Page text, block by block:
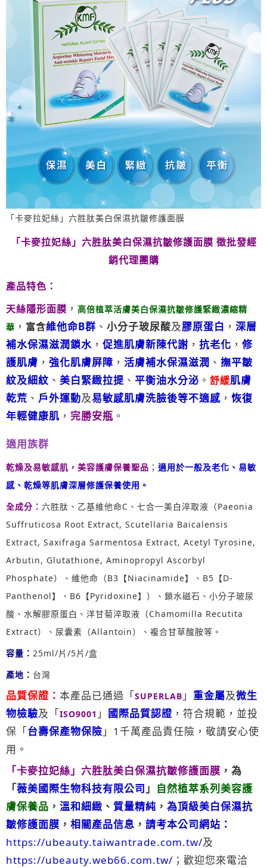
「卡麥拉妃絲」六胜肽美白保濕抗皺修護面膜
「卡麥拉妃絲」六胜肽美白保濕抗皺修護面膜 徵批發經
銷代理團購
產品特色：
天絲隱形面膜 ， 高倍植萃活膚美白保濕抗皺修護緊緻濃縮精
華 ， 富含維他命B群 、 小分子玻尿酸及膠原蛋白 ， 深層
補水保濕滋潤鎖水 ， 促進肌膚新陳代謝 ， 抗老化 ， 修
護肌膚 ， 強化肌膚屏障 ， 活膚補水保濕滋潤 、 撫平皺
紋及細紋 、 美白緊緻拉提 、 平衡油水分泌 。 舒緩肌膚
乾荒 、 戶外運動及易敏感肌膚洗臉後等不適感 ， 恢復
年輕健康肌 ， 完勝安瓶 。
適用族群
乾燥及易敏感肌，美容護膚保養聖品 ； 適用於一般及老化、易敏
感、乾燥等肌膚深層修護保養使用。
全成分： 六胜肽、乙基維他命C、七合一美白淬取液（Paeonia
Suffruticosa Root Extract, Scutellaria Baicalensis
Extract, Saxifraga Sarmentosa Extract, Acetyl Tyrosine,
Arbutin, Glutathione, Aminopropyl Ascorbyl
Phosphate）、維他命（B3【Niacinamide】、B5【D-
Panthenol】、B6【Pyridoxine】）、鎖水磁石、小分子玻尿
酸、水解膠原蛋白、洋甘菊淬取液（Chamomilla Recutita
Extract）、尿囊素（Allantoin）、複合甘草酸胺等。
容量： 25ml/片/5片/盒
產地： 台灣
品質保證： 本產品已通過「SUPERLAB 」 重金屬及微生
物檢驗及「ISO9001 」 國際品質認證 ，符合規範，並投
保「台壽保產物保險 」1千萬產品責任險，敬請安心使
用。
「卡麥拉妃絲」 六胜肽美白保濕抗皺修護面膜 ，為
「薇美國際生物科技有限公司 」 自然植萃系列美容護
膚保養品 ， 溫和細緻 、 質量精純 ， 為頂級美白保濕抗
皺修護面膜 ， 相關產品信息 ， 請考本公司網站：
https://ubeauty.taiwantrade.com.tw/及
https://ubeauty.web66.com.tw/ ；歡迎您來電洽